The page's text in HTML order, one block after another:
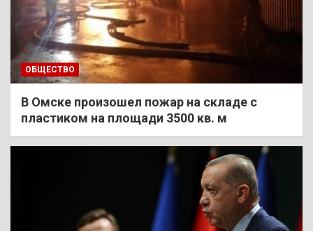
ОБЩЕСТВО
В Омске произошел пожар на складе с
пластиком на площади 3500 кв. м